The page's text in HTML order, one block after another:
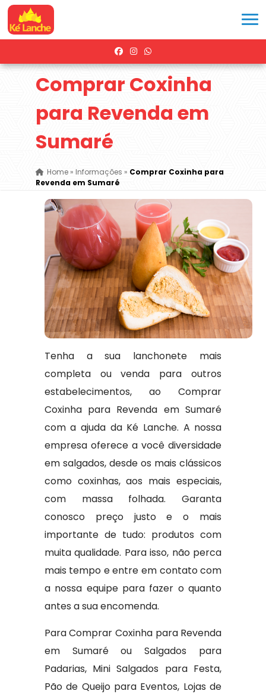
Comprar Coxinha
para Revenda em
Sumaré
Home» Informações » Comprar Coxinha para
Revenda em Sumaré
Tenha a sua lanchonete mais
completa ou venda para outros
estabelecimentos, ao Comprar
Coxinha para Revenda em Sumaré
com a ajuda da Ké Lanche. A nossa
empresa oferece a você diversidade
em salgados, desde os mais clássicos
como coxinhas, aos mais especiais,
com massa folhada. Garanta
conosco preço justo e o mais
importante de tudo: produtos com
muita qualidade. Para isso, não perca
mais tempo e entre em contato com
a nossa equipe para fazer o quanto
antes a sua encomenda.
Para Comprar Coxinha para Revenda
em Sumaré ou Salgados para
Padarias, Mini Salgados para Festa,
Pão de Queijo para Eventos, Lojas de